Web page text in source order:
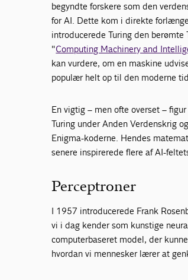
begyndte forskere som den
for AI. Dette kom i direkte
introducerede Turing den
"Computing Machinery and
kan vurdere, om en maskine
populær helt op til den moderne
En vigtig – men ofte overset –
Turing under Anden Verdenskrig
Enigma-koderne. Hendes
senere inspirerede flere af AI-
Perceptroner
I 1957 introducerede Frank
vi i dag kender som kunstige
computerbaseret model, der
hvordan vi mennesker lærer at